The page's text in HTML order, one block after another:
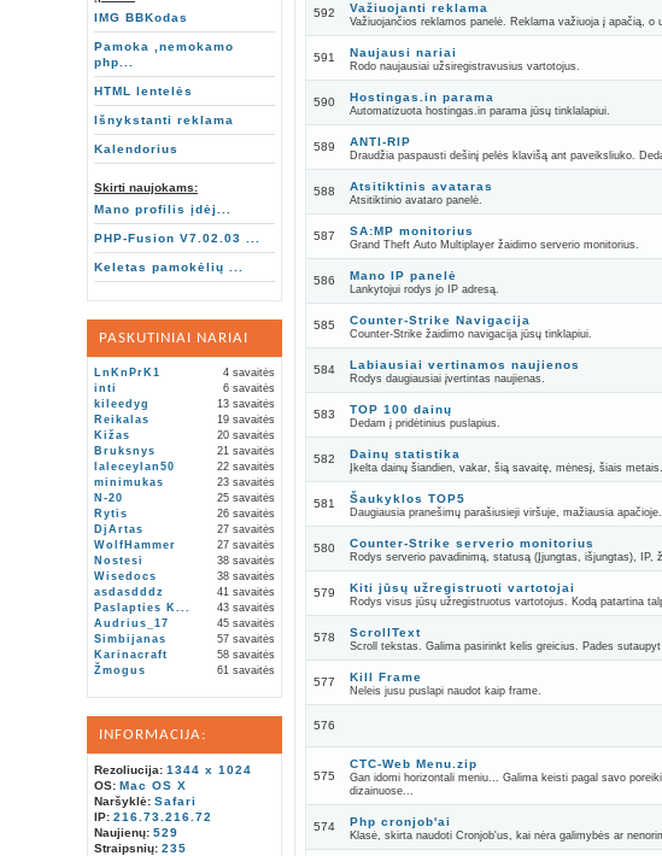
IMG BBKodas
Pamoka ,nemokamo
php...
HTML lentelės
Išnykstanti reklama
Kalendorius
Skirti naujokams:
Mano profilis įdėj...
PHP-Fusion V7.02.03 ...
Keletas pamokėlių ...
PASKUTINIAI NARIAI
LnKnPrK1
4 savaitės
inti
6 savaitės
kileedyg
13 savaitės
Reikalas
19 savaitės
Kižas
20 savaitės
Bruksnys
21 savaitės
laleceylan50
22 savaitės
minimukas
23 savaitės
N-20
25 savaitės
Rytis
26 savaitės
DjArtas
27 savaitės
WolfHammer
27 savaitės
Nostesi
38 savaitės
Wisedocs
38 savaitės
asdasdddz
41 savaitės
Paslapties K...
43 savaitės
Audrius_17
45 savaitės
Simbijanas
57 savaitės
Karinacraft
58 savaitės
Žmogus
61 savaitės
INFORMACIJA:
Rezoliucija: 1344 x 1024
OS: Mac OS X
Naršyklė: Safari
IP: 216.73.216.72
Naujienų: 529
Straipsnių: 235
592 Važiuojanti reklama
Važiuojančios reklamos panelė. Reklama važiuoja į apačią,
591 Naujausi nariai
Rodo naujausiai užsiregistravusius vartotojus.
590 Hostingas.in parama
Automatizuota hostingas.in parama jūsų tinklalapiui.
589 ANTI-RIP
Draudžia paspausti dešinį pelės klavišą ant paveiksliuko.
588 Atsitiktinis avataras
Atsitiktinio avataro panelė.
587 SA:MP monitorius
Grand Theft Auto Multiplayer žaidimo serverio monitorius.
586 Mano IP panelė
Lankytojui rodys jo IP adresą.
585 Counter-Strike Navigacija
Counter-Strike žaidimo navigacija jūsų tinklapiui.
584 Labiausiai vertinamos naujienos
Rodys daugiausiai įvertintas naujienas.
583 TOP 100 dainų
Dedam į pridėtinius puslapius.
582 Dainų statistika
Įkelta dainų šiandien, vakar, šią savaitę, mėnesį, šiais metais.
581 Šaukyklos TOP5
Daugiausia pranešimų parašiusieji viršuje, mažiausia
580 Counter-Strike serverio monitorius
Rodys serverio pavadinimą, statusą (Įjungtas, išjungtas), IP,
579 Kiti jūsų užregistruoti vartotojai
Rodys visus jūsų užregistruotus vartotojus. Kodą patartina
578 ScrollText
Scroll tekstas. Galima pasirinkt kelis greicius. Pades
577 Kill Frame
Neleis jusu puslapi naudot kaip frame.
576
575
CTC-Web Menu.zip
Gan idomi horizontali meniu... Galima keisti pagal savo
dizainuose...
574 Php cronjob'ai
Klasė, skirta naudoti Cronjob'us, kai nėra galimybės ar